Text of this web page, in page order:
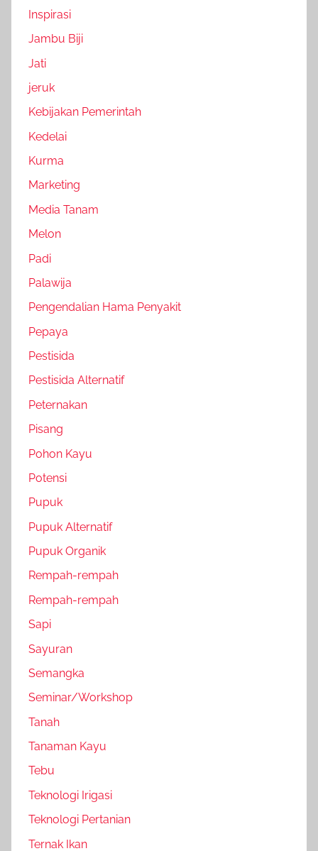
Inspirasi
Jambu Biji
Jati
jeruk
Kebijakan Pemerintah
Kedelai
Kurma
Marketing
Media Tanam
Melon
Padi
Palawija
Pengendalian Hama Penyakit
Pepaya
Pestisida
Pestisida Alternatif
Peternakan
Pisang
Pohon Kayu
Potensi
Pupuk
Pupuk Alternatif
Pupuk Organik
Rempah-rempah
Rempah-rempah
Sapi
Sayuran
Semangka
Seminar/Workshop
Tanah
Tanaman Kayu
Tebu
Teknologi Irigasi
Teknologi Pertanian
Ternak Ikan